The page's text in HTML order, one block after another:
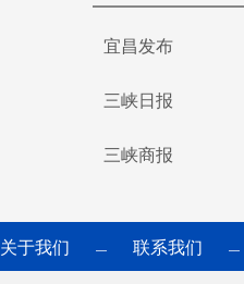
宜昌发布
三峡日报
三峡商报
关于我们 — 联系我们 —